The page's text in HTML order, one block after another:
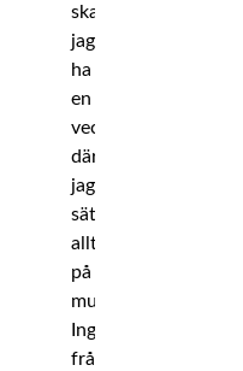
ska
jag
ha
en
vecka
där
jag
sätter
allt
på
mute.
Inga
frågor,